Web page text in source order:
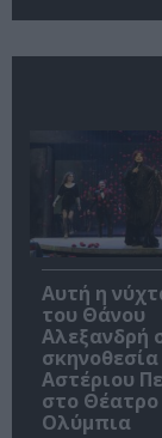
Αυτή η
του Θάνου
Αλεξανδρή
σκηνοθεσία
Αστέριου
στο Θέατρο
Ολύμπια